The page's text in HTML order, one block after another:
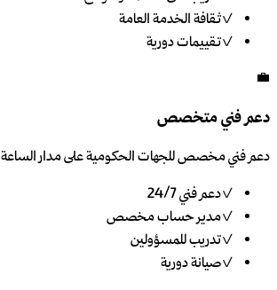
✓ثقافة الخدمة العامة
✓تقييمات دورية
💼
دعم فني متخصص
دعم فني مخصص للجهات الحكومية على مدار الساعة
✓دعم فني 24/7
✓مدير حساب مخصص
✓تدريب للمسؤولين
✓صيانة دورية